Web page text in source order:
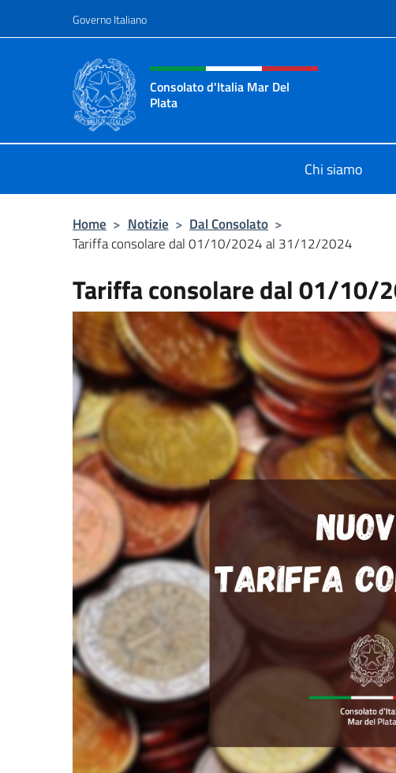
Governo Italiano
Intestazione sito, social e
Consolato d'Italia Mar Del
Plata
Chi siamo
Home > Notizie > Dal Consolato >
Tariffa consolare dal 01/10/2024 al 31/12/2024
Tariffa consolare dal 01/10/